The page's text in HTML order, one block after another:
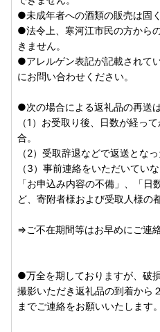
れております。変更・誤り等
正印で訂正のうえ、ご返送く
※注意事項※
○申請書ご訂正および、変更
所変更による返礼品のご送付
○オンライン申請や、ダウン
が、寒河江市からのワンスト
いとなる場合があります。予め
○複数回ご寄附をいただいて
のお手続きが必要です。
○受付完了のご連絡は寄附申込
estop-lg.jp」の受信設定をお
●未成年者への酒類の販売は固
●法令上、寒河江市民の方から
きません。
●アレルゲン表記が記載されて
にお問い合わせください。
●次の場合による返礼品の再送
（1）お受取り後、日数が経っ
合。
（2）受取辞退などで返送となっ
（3）事前連絡をいただいてい
「お申込み内容の不備」、「
ど、寄附者様および受取人様の
⇒ご不在期間等はお早めにご連
●万全を期しておりますが、破
撮影いただき返礼品の到着から
までご連絡をお願いいたします。